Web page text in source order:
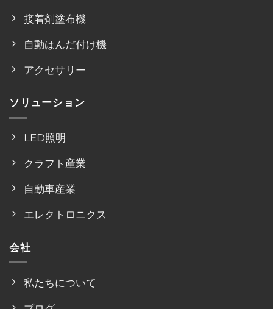
接着剤塗布機
自動はんだ付け機
アクセサリー
ソリューション
LED照明
クラフト産業
自動車産業
エレクトロニクス
会社
私たちについて